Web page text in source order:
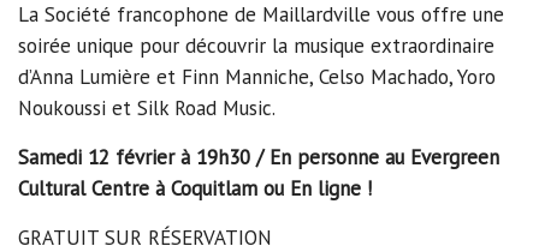
La Société francophone de Maillardville vous offre une
soirée unique pour découvrir la musique extraordinaire
d’Anna Lumière et Finn Manniche, Celso Machado, Yoro
Noukoussi et Silk Road Music.
Samedi 12 février à 19h30 / En personne au Evergreen
Cultural Centre à Coquitlam ou En ligne !
GRATUIT SUR RÉSERVATION